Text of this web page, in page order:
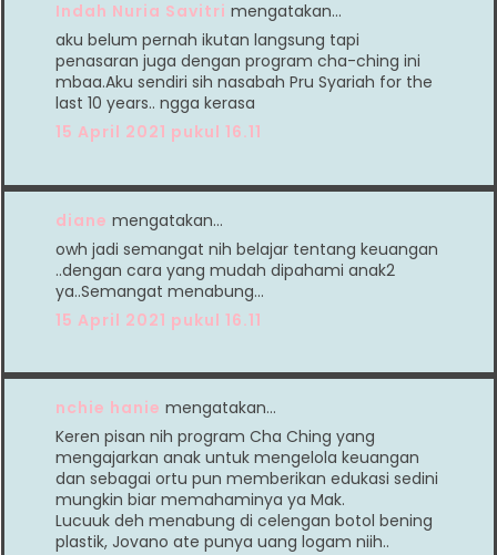
Indah Nuria Savitri mengatakan…
aku belum pernah ikutan langsung tapi
penasaran juga dengan program cha-ching ini
mbaa.Aku sendiri sih nasabah Pru Syariah for the
last 10 years.. ngga kerasa
15 April 2021 pukul 16.11
diane mengatakan…
owh jadi semangat nih belajar tentang keuangan
..dengan cara yang mudah dipahami anak2
ya..Semangat menabung...
15 April 2021 pukul 16.11
nchie hanie mengatakan…
Keren pisan nih program Cha Ching yang
mengajarkan anak untuk mengelola keuangan
dan sebagai ortu pun memberikan edukasi sedini
mungkin biar memahaminya ya Mak.
Lucuuk deh menabung di celengan botol bening
plastik, Jovano ate punya uang logam niih..